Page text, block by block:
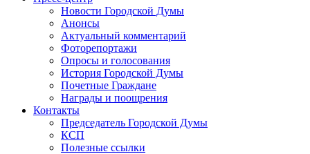
Новости Городской Думы
Анонсы
Актуальный комментарий
Фоторепортажи
Опросы и голосования
История Городской Думы
Почетные Граждане
Награды и поощрения
Контакты
Председатель Городской Думы
КСП
Полезные ссылки